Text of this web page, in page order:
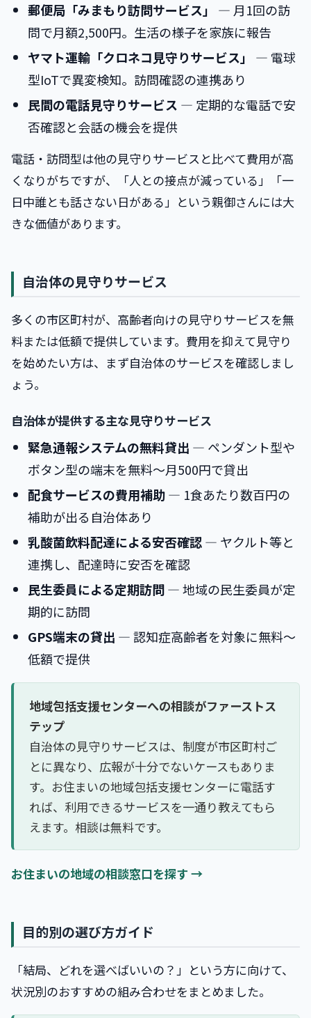
郵便局「みまもり訪問サービス」
― 月1回の訪
問で月額2,500円。生活の様子を家族に報告
ヤマト運輸「クロネコ見守りサービス」
― 電球
型IoTで異変検知。訪問確認の連携あり
民間の電話見守りサービス ― 定期的な電話で安
否確認と会話の機会を提供
電話・訪問型は他の見守りサービスと比べて費用が高
くなりがちですが、「人との接点が減っている」「一
日中誰とも話さない日がある」という親御さんには大
きな価値があります。
自治体の見守りサービス
多くの市区町村が、高齢者向けの見守りサービスを無
料または低額で提供しています。費用を抑えて見守り
を始めたい方は、まず自治体のサービスを確認しまし
ょう。
自治体が提供する主な見守りサービス
緊急通報システムの無料貸出 ― ペンダント型や
ボタン型の端末を無料〜月500円で貸出
配食サービスの費用補助― 1食あたり数百円の
補助が出る自治体あり
乳酸菌飲料配達による安否確認― ヤクルト等と
連携し、配達時に安否を確認
民生委員による定期訪問― 地域の民生委員が定
期的に訪問
GPS端末の貸出 ― 認知症高齢者を対象に無料〜
低額で提供
地域包括支援センターへの相談がファーストス
テップ
自治体の見守りサービスは、制度が市区町村ご
とに異なり、広報が十分でないケースもありま
す。お住まいの地域包括支援センターに電話す
れば、利用できるサービスを一通り教えてもら
えます。相談は無料です。
お住まいの地域の相談窓口を探す →
目的別の選び方ガイド
「結局、どれを選べばいいの？」という方に向けて、
状況別のおすすめの組み合わせをまとめました。